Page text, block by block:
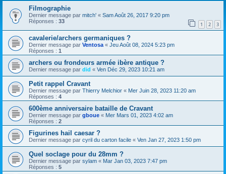
Filmographie
Dernier message par mitch' « Sam Août 26, 2017 9:20 pm
Réponses : 33 1 2 3
cavalerie/archers germaniques ?
Dernier message par Ventosa « Jeu Août 08, 2024 5:23 pm
Réponses : 1
archers ou frondeurs armée ibère antique ?
Dernier message par did « Ven Déc 29, 2023 10:21 am
Petit rappel Cravant
Dernier message par Thierry Melchior « Mer Juin 28, 2023 11:20 am
Réponses : 4
600ème anniversaire bataille de Cravant
Dernier message par gboue « Mer Mars 01, 2023 4:02 am
Réponses : 2
Figurines hail caesar ?
Dernier message par cyril du carton facile « Ven Jan 27, 2023 1:50 pm
Quel soclage pour du 28mm ?
Dernier message par sylam « Mar Jan 03, 2023 7:47 pm
Réponses : 5